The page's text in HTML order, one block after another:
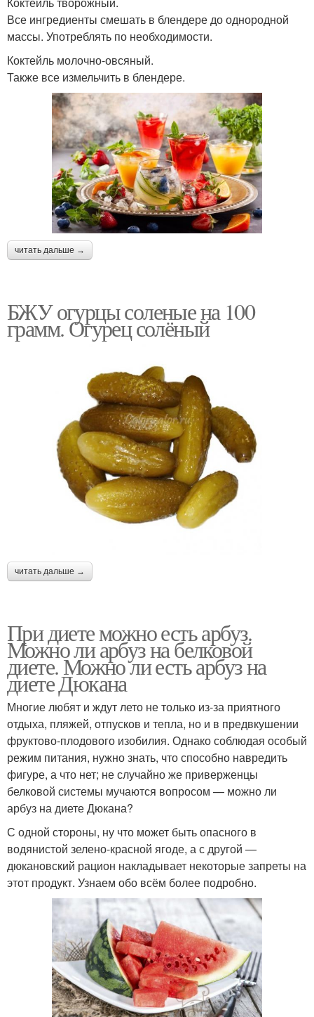
Все ингредиенты смешать в блендере до однородной
массы. Употреблять по необходимости.
Коктейль молочно-овсяный.
Также все измельчить в блендере.
читать дальше →
БЖУ огурцы соленые на 100
грамм. Огурец солёный
читать дальше →
При диете можно есть арбуз.
Можно ли арбуз на белковой
диете. Можно ли есть арбуз на
диете Дюкана
Многие любят и ждут лето не только из-за приятного
отдыха, пляжей, отпусков и тепла, но и в предвкушении
фруктово-плодового изобилия. Однако соблюдая особый
режим питания, нужно знать, что способно навредить
фигуре, а что нет; не случайно же приверженцы
белковой системы мучаются вопросом — можно ли
арбуз на диете Дюкана?
С одной стороны, ну что может быть опасного в
водянистой зелено-красной ягоде, а с другой —
дюкановский рацион накладывает некоторые запреты на
этот продукт. Узнаем обо всём более подробно.